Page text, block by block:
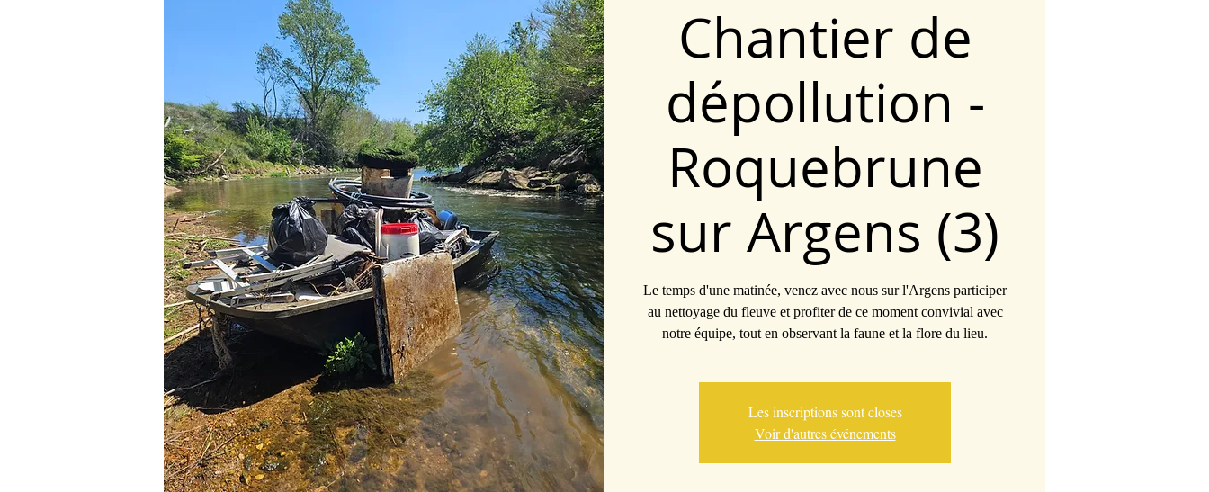
Chantier de
dépollution -
Roquebrune
sur Argens (3)
Le temps d'une matinée, venez avec nous sur l'Argens participer
au nettoyage du fleuve et profiter de ce moment convivial avec
notre équipe, tout en observant la faune et la flore du lieu.
Les inscriptions sont closes
Voir d'autres événements